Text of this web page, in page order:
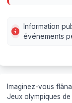
Information
événements
Imaginez-vous
Jeux olympiques de